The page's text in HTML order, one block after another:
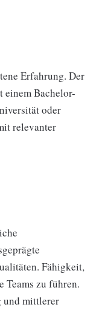
Erfahrung. Der
einem Bachelor-
oder
relevanter
Fähigkeit,
Teams zu führen.
und mittlerer